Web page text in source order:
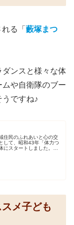
る「 藪塚まつ
ンスと様々な体
や自衛隊のブー
ですね♪
住民のふれあいと心の交
して、昭和43年「体力つ
にスタートしました。コ
メ子ども